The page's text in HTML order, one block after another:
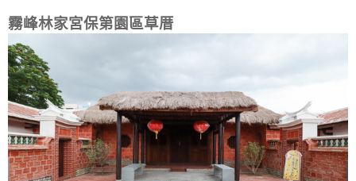
霧峰林家宮保第園區草厝